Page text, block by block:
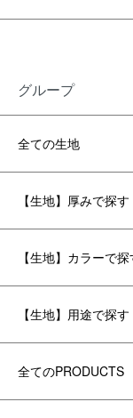
グループ
全ての生地
【生地】厚みで探す
【生地】カラーで探
【生地】用途で探す
全てのPRODUCTS